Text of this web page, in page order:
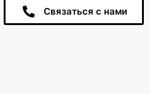
Связаться с нами